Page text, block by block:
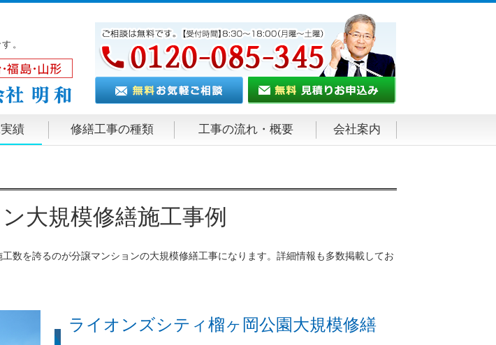
。
績 修繕工事の種類 工事の流れ・概要 会社案内
大規模修繕施工事例
数を誇るのが分譲マンションの大規模修繕工事になります。詳細情報も多数掲載してお
ライオンズシティ榴ヶ岡公園大規模修繕